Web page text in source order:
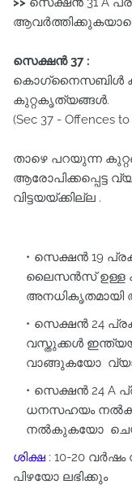
സെക്ഷൻ 37 :
കൊഗ്‌നൈസബിൾ
കുറ്റകൃത്യങ്ങൾ.
(Sec 37 - Offences
താഴെ പറയുന്ന
ആരോപിക്കപ്പെട്ട
വിട്ടയയ്ക്കില്ല .
സെക്ഷൻ 19
ലൈസൻസ് ഉള്ള
സെക്ഷൻ 24
വസ്തുക്കൾ
വാങ്ങുകയോ
സെക്ഷൻ 24 A
ധനസഹയം
നൽകുകയോ
ശിക്ഷ : 10-20
പിഴയോ ലഭിക്കും